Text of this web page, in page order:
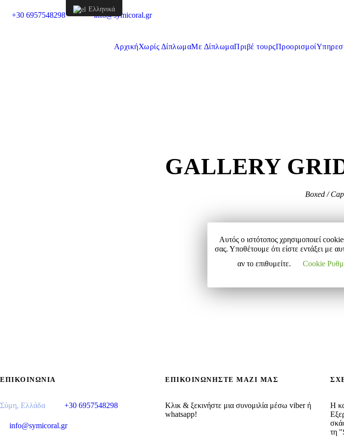
+30 6957548298 info@symicoral.gr
ΑρχικήΧωρίς ΔίπλωμαMε ΔίπλωμαΠριβέ τουρςΠροορισμοί
GALLERY
Boxed /
ΕΠΙΚΟΙΝΩΝΊΑ
Σύμη, Ελλάδα +30 6957548298
info@symicoral.gr
ΕΠΙΚΟΙΝΩΝΗΣΤΕ ΜΑΖΙ ΜΑΣ
Κλικ & ξεκινήστε μια συνομιλία μέσω viber ή
whatsapp!
H
τη
Αυτός ο ιστότοπος χρησιμοποιεί
σας. Υποθέτουμε ότι είστε εντάξει με
αν το επιθυμείτε.
Cookie
Ελληνικά